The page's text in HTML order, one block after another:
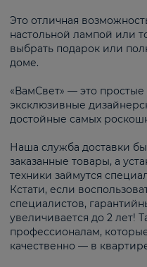
Это отличная
настольной лампой или
выбрать подарок или
доме.
«ВамСвет» — это
эксклюзивные
достойные самых
Наша служба доставки
заказанные товары, а
техники займутся
Кстати, если
специалистов,
увеличивается до 2 лет!
профессионалам,
качественно — в